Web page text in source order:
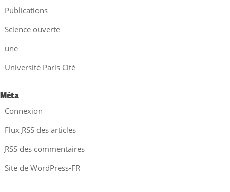
Publications
Science ouverte
une
Université Paris Cité
Méta
Connexion
Flux RSSdes articles
RSSdes commentaires
Site de WordPress-FR